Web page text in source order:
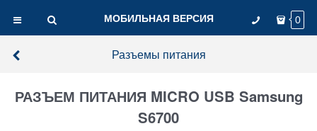
МОБИЛЬНАЯ ВЕРСИЯ 0
Разъемы питания
РАЗЪЕМ ПИТАНИЯ MICRO USB Samsung
S6700